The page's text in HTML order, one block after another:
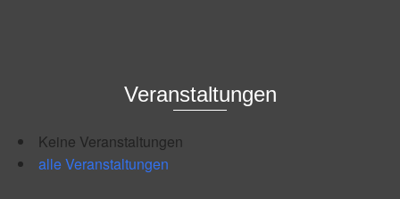
Veranstaltungen
Keine Veranstaltungen
alle Veranstaltungen